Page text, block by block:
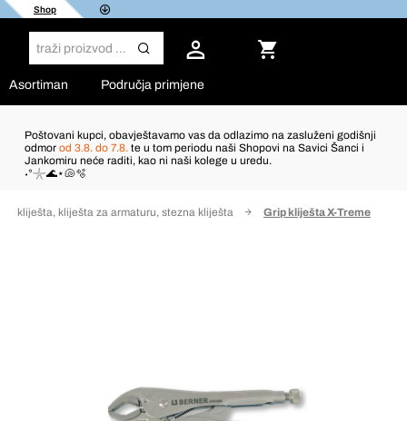
Shop
Asortiman Područja primjene
Poštovani kupci, obavještavamo vas da odlazimo na zasluženi godišnji
odmor od 3.8. do 7.8. te u tom periodu naši Shopovi na Savici Šanci i
Jankomiru neće raditi, kao ni naši kolege u uredu.
˖°𓇼🌊⋆🐚🫧
kliješta, kliješta za armaturu, stezna kliješta Grip kliješta X-Treme